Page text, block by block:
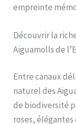
empreinte
Découvrir la
Aiguamolls de
Entre canaux
naturel des
de biodiversité
roses,